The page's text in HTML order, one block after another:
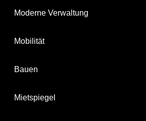
Moderne Verwaltung
Mobilität
Bauen
Mietspiegel